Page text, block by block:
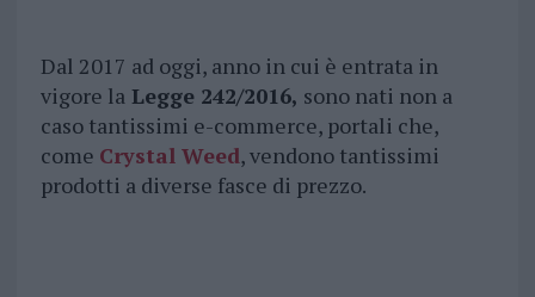
Dal 2017 ad oggi, anno in cui è entrata in
vigore laLegge 242/2016, sono nati non a
caso tantissimi e-commerce, portali che,
come Crystal Weed, vendono tantissimi
prodotti a diverse fasce di prezzo.